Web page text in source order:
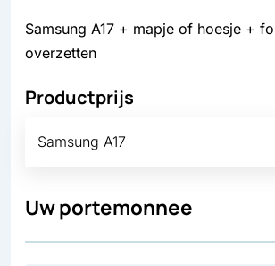
Samsung A17 + mapje of hoesje +
overzetten
Productprijs
Samsung A17
Uw portemonnee